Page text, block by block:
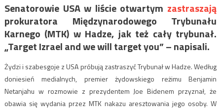
Senatorowie USA w liście otwartym zastraszają
prokuratora Międzynarodowego Trybunału
Karnego (MTK) w Hadze, jak też cały trybunał.
„Target Izrael and we will target you” – napisali.
Żydzi i szabesgoje z USA próbują zastraszyć Trybunał w Hadze. Według
doniesień medialnych, premier żydowskiego reżimu Benjamin
Netanjahu w rozmowie z prezydentem Joe Bidenem przyznał, że
obawia się wydania przez MTK nakazu aresztowania jego osoby. W